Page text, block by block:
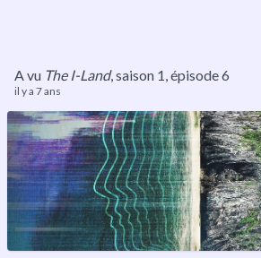
A vu The I-Land,saison 1, épisode 6
il y a 7 ans